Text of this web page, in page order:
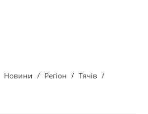
Новини / Регіон / Тячів /